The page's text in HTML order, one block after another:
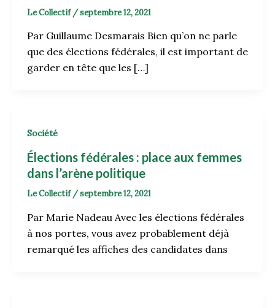
Le Collectif /septembre 12, 2021
Par Guillaume Desmarais Bien qu’on ne parle
que des élections fédérales, il est important de
garder en tête que les […]
Société
Élections fédérales : place aux femmes
dans l’arène politique
Le Collectif /septembre 12, 2021
Par Marie Nadeau Avec les élections fédérales
à nos portes, vous avez probablement déjà
remarqué les affiches des candidates dans